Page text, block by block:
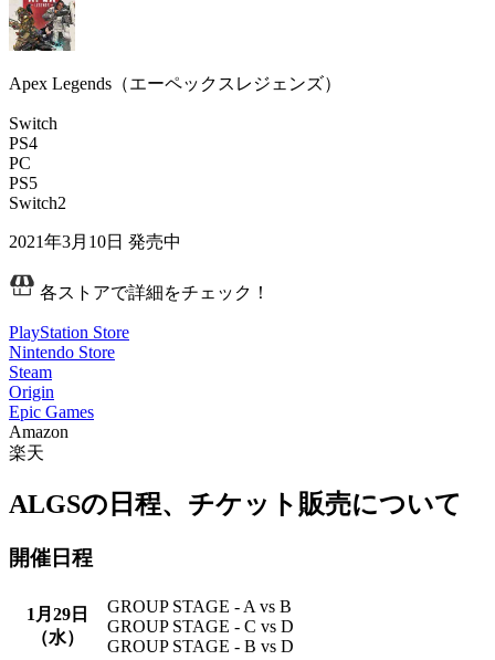
Apex Legends（エーペックスレジェンズ）
Switch
PS4
PC
PS5
Switch2
2021年3月10日 発売中
各ストアで詳細をチェック！
PlayStation Store
Nintendo Store
Steam
Origin
Epic Games
Amazon
楽天
ALGSの日程、チケット販売について
開催日程
1月29日
（水）
GROUP STAGE - A vs B
GROUP STAGE - C vs D
GROUP STAGE - B vs D